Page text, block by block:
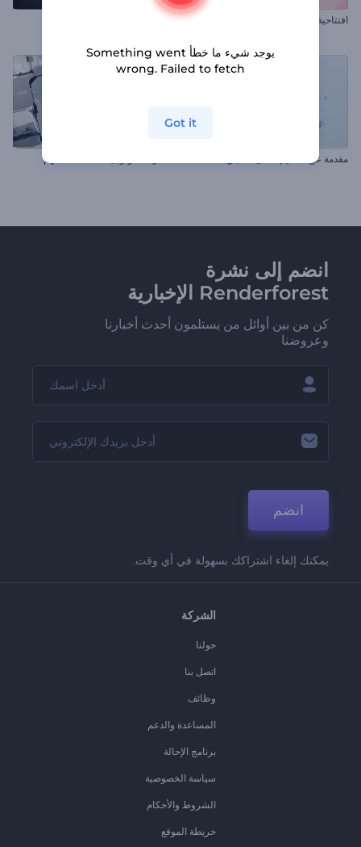
افتتاحية قلب دخاني لعيد الحب شعار النهاية السينمائية
مقدمة عن تحطيم الكتل الحجرية شعار التكنولوجيا المتقدمة الملهم
انضم إلى نشرة
Renderforest الإخبارية
كن من بين أوائل من يستلمون أحدث أخبارنا
وعروضنا
انضم
يمكنك إلغاء اشتراكك بسهولة في أي وقت.
الشركة
حولنا
اتصل بنا
وظائف
المساعدة والدعم
برنامج الإحالة
سياسة الخصوصية
الشروط والأحكام
خريطة الموقع
يوجد شيء ما خطأ Something went
wrong. Failed to fetch
Got it